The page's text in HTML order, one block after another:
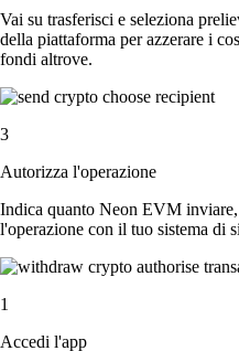
Vai su trasferisci e seleziona
della piattaforma per azzerare i
fondi altrove.
3
Autorizza l'operazione
Indica quanto Neon EVM
l'operazione con il tuo sistema di
1
Accedi l'app